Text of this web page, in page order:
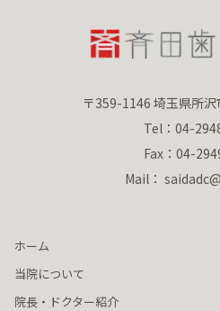
〒359-1146 埼玉県所
Tel：04-
Fax：04-
Mail：
ホーム
当院について
院長・ドクター紹介